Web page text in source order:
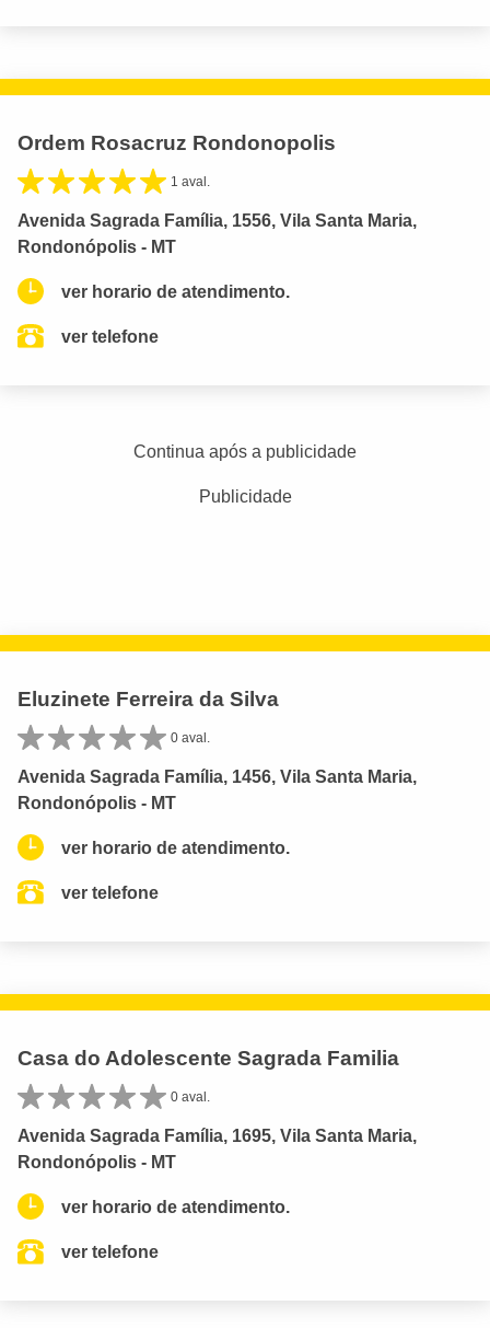
Ordem Rosacruz Rondonopolis
1 aval.
Avenida Sagrada Família, 1556, Vila Santa Maria,
Rondonópolis - MT
ver horario de atendimento.
ver telefone
Continua após a publicidade
Publicidade
Eluzinete Ferreira da Silva
0 aval.
Avenida Sagrada Família, 1456, Vila Santa Maria,
Rondonópolis - MT
ver horario de atendimento.
ver telefone
Casa do Adolescente Sagrada Familia
0 aval.
Avenida Sagrada Família, 1695, Vila Santa Maria,
Rondonópolis - MT
ver horario de atendimento.
ver telefone